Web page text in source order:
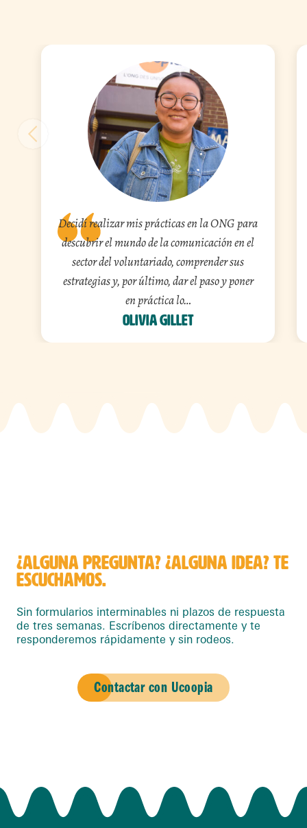
Decidí realizar mis prácticas en la ONG para
descubrir el mundo de la comunicación en el
sector del voluntariado, comprender sus
estrategias y, por último, dar el paso y poner
en práctica lo…
Olivia Gillet
¿ALGUNA PREGUNTA? ¿ALGUNA IDEA? TE
ESCUCHAMOS.
Sin formularios interminables ni plazos de respuesta
de tres semanas. Escríbenos directamente y te
responderemos rápidamente y sin rodeos.
Contactar con Ucoopia